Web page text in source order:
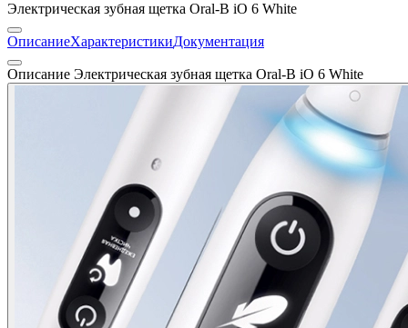
Электрическая зубная щетка Oral-B iO 6 White
ОписаниеХарактеристикиДокументация
Описание Электрическая зубная щетка Oral-B iO 6 White